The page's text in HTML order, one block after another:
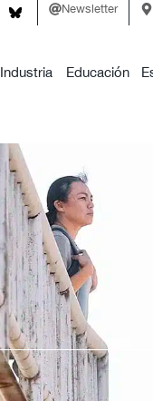
Newsletter
Industria Educación